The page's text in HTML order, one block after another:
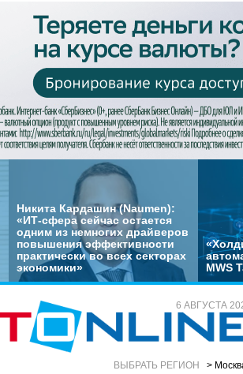
Никита Кардашин (Naumen):
«ИТ-сфера сейчас остается
одним из немногих драйверов
повышения эффективности
практически во всех секторах
экономики»
MWS
6 АВГУСТА
ВЫБРАТЬ РЕГИОН >